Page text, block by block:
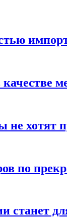
не хотят
по
станет